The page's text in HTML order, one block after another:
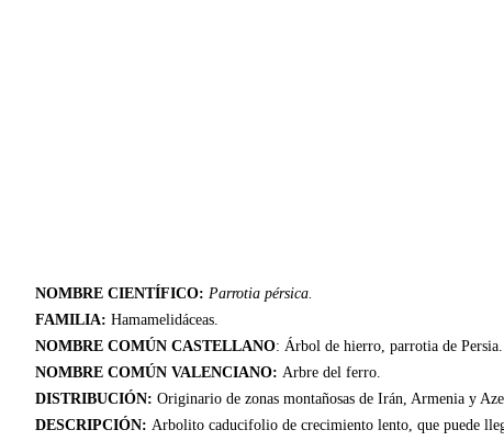
NOMBRE CIENTÍFICO: Parrotia pérsica.
FAMILIA: Hamamelidáceas.
NOMBRE COMÚN CASTELLANO: Árbol de hierro, parrotia de Persia.
NOMBRE COMÚN VALENCIANO: Arbre del ferro.
DISTRIBUCIÓN: Originario de zonas montañosas de Irán, Armenia y
DESCRIPCIÓN: Arbolito caducifolio de crecimiento lento, que puede